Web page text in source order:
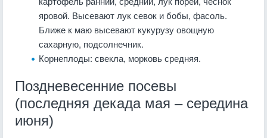
яровой. Высевают лук севок и бобы, фасоль.
Ближе к маю высевают кукурузу овощную
сахарную, подсолнечник.
Корнеплоды: свекла, морковь средняя.
Поздневесенние посевы
(последняя декада мая – середина
июня)